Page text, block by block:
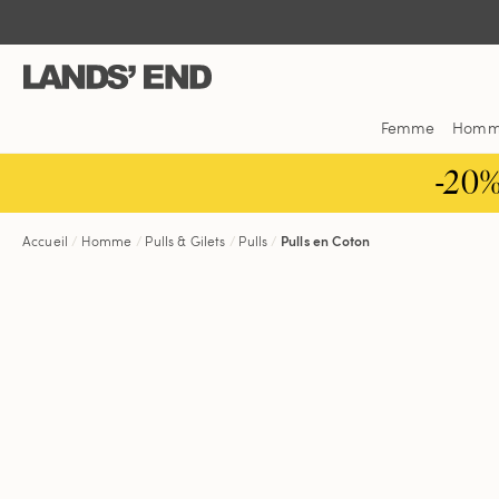
contenu
navigation
barre
Femme
-
Accueil Homme Pulls & Gilets Pulls Pulls en Coton